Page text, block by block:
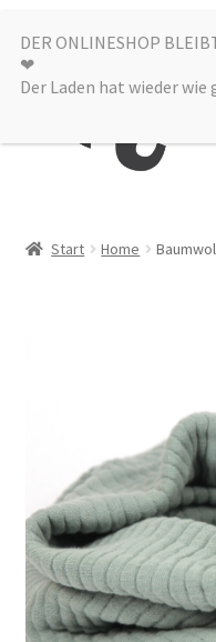
Zur
Navigation
springen
Zum
Inhalt
springen
Start Home
DER ONLINESHOP
❤︎
Der Laden hat wieder